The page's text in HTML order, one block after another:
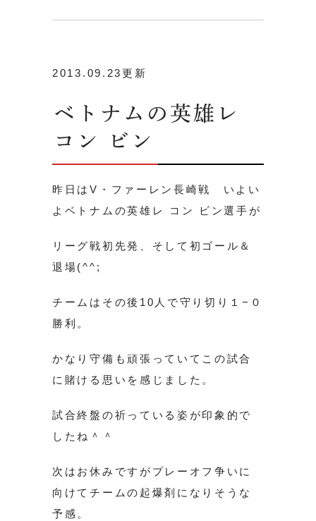
2013.09.23更新
ベトナムの英雄レ
コン ビン
昨日はV・ファーレン長崎戦 いよい
よベトナムの英雄レ コン ビン選手が
リーグ戦初先発、そして初ゴール＆
退場(^^;
チームはその後10人で守り切り１−０
勝利。
かなり守備も頑張っていてこの試合
に賭ける思いを感じました。
試合終盤の祈っている姿が印象的で
したね＾＾
次はお休みですがプレーオフ争いに
向けてチームの起爆剤になりそうな
予感。